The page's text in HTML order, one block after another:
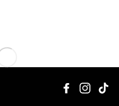
Facebook